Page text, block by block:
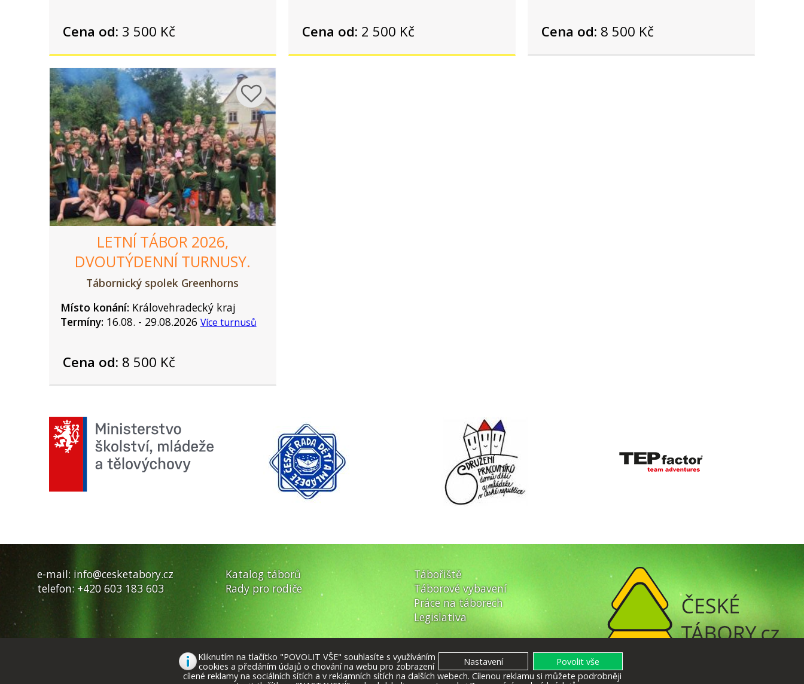
Cena od: 3 500 Kč Cena od: 2 500 Kč Cena od: 8 500 Kč
LETNÍ TÁBOR 2026,
DVOUTÝDENNÍ TURNUSY.
Tábornický spolek Greenhorns
Místo konání: Královehradecký kraj
Termíny: 16.08. - 29.08.2026 Více turnusů
Cena od: 8 500 Kč
e-mail: info@cesketabory.cz
telefon: +420 603 183 603
Katalog táborů
Rady pro rodiče
Tábořiště
Táborové vybavení
Práce na táborech
Legislativa
Kliknutím na tlačítko "POVOLIT VŠE" souhlasíte s využíváním
cookies a předáním údajů o chování na webu pro zobrazení
cílené reklamy na sociálních sítích a v reklamních sítích na dalších webech. Cílenou reklamu si můžete podrobněji